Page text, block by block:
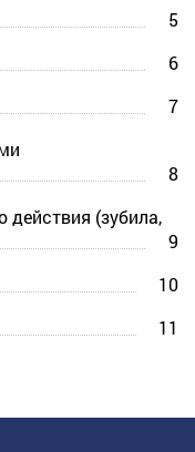
5
6
7
8
действия (зубила,
9
10
11